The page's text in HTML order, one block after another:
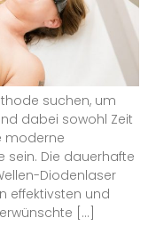
suchen, um
dabei sowohl Zeit
moderne
sein. Die dauerhafte
Diodenlaser
effektivsten und
[…]